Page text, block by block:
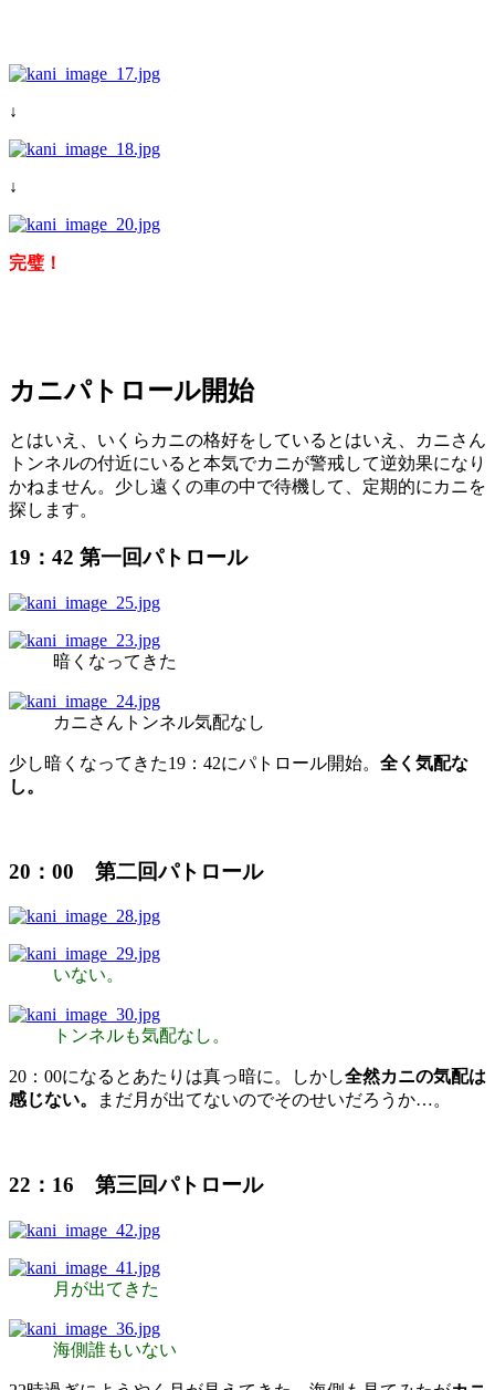
↓
↓
完璧！
カニパトロール開始
とはいえ、いくらカニの格好をしているとはいえ、カニさん
トンネルの付近にいると本気でカニが警戒して逆効果になり
かねません。少し遠くの車の中で待機して、定期的にカニを
探します。
19：42 第一回パトロール
暗くなってきた
カニさんトンネル気配なし
少し暗くなってきた19：42にパトロール開始。 全く気配な
し。
20：00 第二回パトロール
いない。
トンネルも気配なし。
20：00になるとあたりは真っ暗に。しかし全然カニの気配は
感じない。
まだ月が出てないのでそのせいだろうか…。
22：16 第三回パトロール
月が出てきた
海側誰もいない